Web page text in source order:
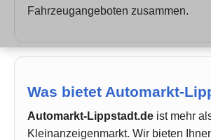
Fahrzeugangeboten zusammen.
Was bietet Automarkt-
Automarkt-Lippstadt.de ist mehr
Kleinanzeigenmarkt. Wir bieten